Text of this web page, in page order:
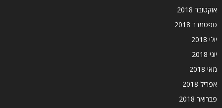
אוקטובר 2018
ספטמבר 2018
יולי 2018
יוני 2018
מאי 2018
אפריל 2018
פברואר 2018